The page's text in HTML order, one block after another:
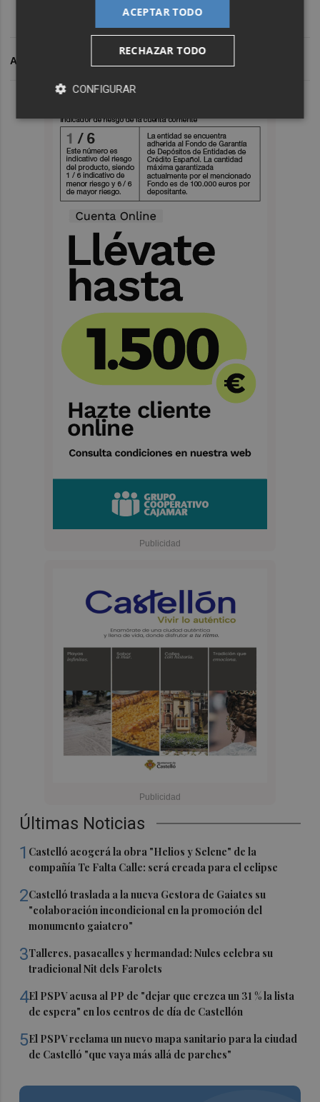
Últimas Noticias
1 Castelló acogerá la obra "Helios y Selene" de la
compañía Te Falta Calle: será creada para el eclipse
2Castelló traslada a la nueva Gestora de Gaiates su
"colaboración incondicional en la promoción del
monumento gaiatero"
3Talleres, pasacalles y hermandad: Nules celebra su
tradicional Nit dels Farolets
4El PSPV acusa al PP de "dejar que crezca un 31 % la lista
de espera" en los centros de día de Castellón
5El PSPV reclama un nuevo mapa sanitario para la ciudad
de Castelló "que vaya más allá de parches"
ARCHIVADO EN
ACEPTAR TODO
RECHAZAR TODO
CONFIGURAR